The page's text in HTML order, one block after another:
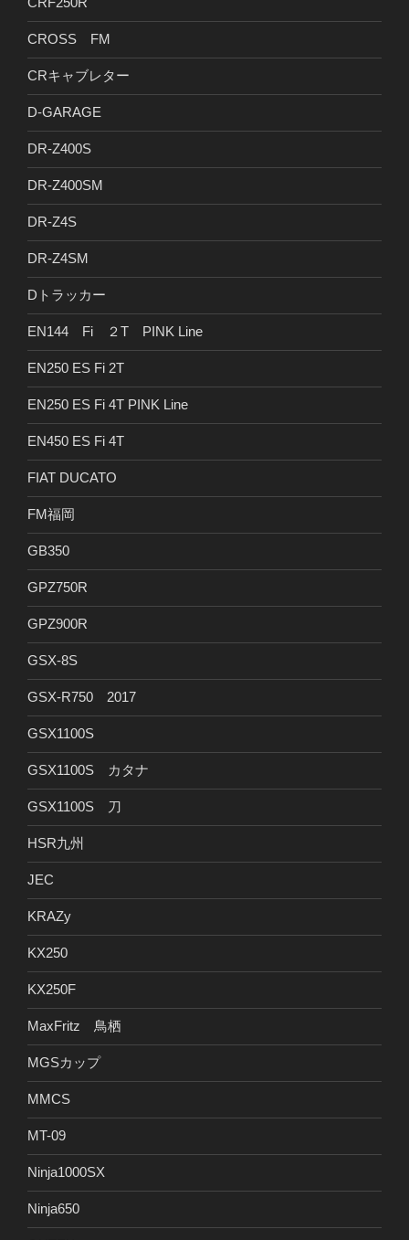
CROSS FM
CRキャブレター
D-GARAGE
DR-Z400S
DR-Z400SM
DR-Z4S
DR-Z4SM
Dトラッカー
EN144 Fi ２T PINK Line
EN250 ES Fi 2T
EN250 ES Fi 4T PINK Line
EN450 ES Fi 4T
FIAT DUCATO
FM福岡
GB350
GPZ750R
GPZ900R
GSX-8S
GSX-R750 2017
GSX1100S
GSX1100S カタナ
GSX1100S 刀
HSR九州
JEC
KRAZy
KX250
KX250F
MaxFritz 鳥栖
MGSカップ
MMCS
MT-09
Ninja1000SX
Ninja650